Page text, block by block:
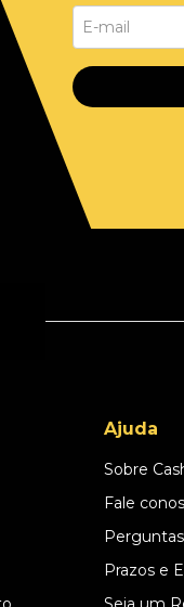
Ajuda
Sobre
Fale
Prazos e